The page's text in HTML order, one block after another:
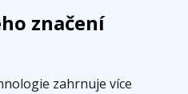
značení
zahrnuje více